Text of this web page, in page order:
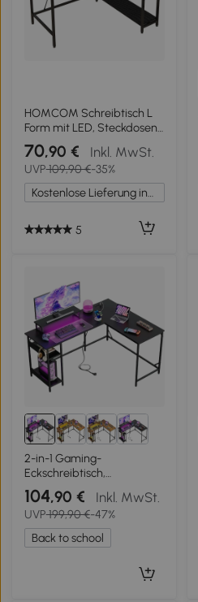
HOMCOM Schreibtisch L
Form mit LED, Steckdosen,
USB, Umkehrbar
Computertisch mit Regal,
107 x 80 x 90 cm, Schwarz
70,90 € Inkl. MwSt.
UVP109,90 €-35%
Kostenlose Lieferung innerhalb Deutschlands
5
2-in-1 Gaming-
Eckschreibtisch,
hochwertiger Tischplatte,
flexibel als L‑Form oder
I‑Form aufbaubar,
152x50x87.5 cm, Schwarz
104,90 € Inkl. MwSt.
UVP199,90 €-47%
Back to school